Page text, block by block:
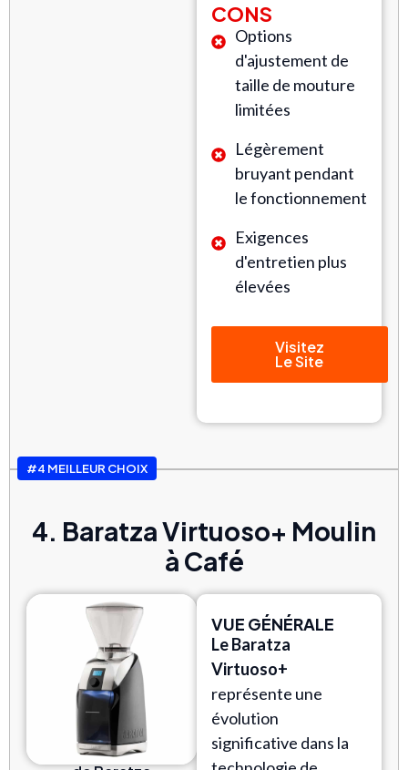
CONS
Options
d'ajustement de
taille de mouture
limitées
Légèrement
bruyant pendant
le fonctionnement
Exigences
d'entretien plus
élevées
Visitez
Le Site
#4 MEILLEUR CHOIX
4. Baratza Virtuoso+ Moulin
à Café
VUE GÉNÉRALE
Le Baratza
Virtuoso+
représente une
évolution
significative dans la